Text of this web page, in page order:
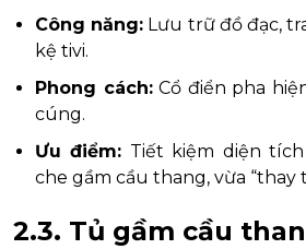
Công năng: Lưu trữ đồ đạc,
kệ tivi.
Phong cách:Cổ điển pha
cúng.
Ưu điểm: Tiết kiệm diện
che gầm cầu thang, vừa “thay
2.3. Tủ gầm cầu